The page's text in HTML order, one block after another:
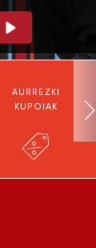
AURREZKI
KUPOIAK